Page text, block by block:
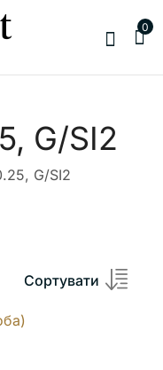
0
G/SI2
G/SI2
Сортувати